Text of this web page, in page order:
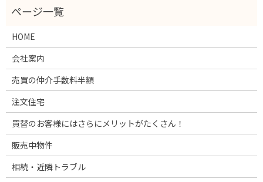
HOME
会社案内
売買の仲介手数料半額
注文住宅
買替のお客様にはさらにメリットがたくさん！
販売中物件
相続・近隣トラブル